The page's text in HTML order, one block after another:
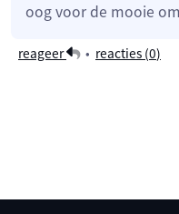
oog voor de mooie
reageer • reacties (0)